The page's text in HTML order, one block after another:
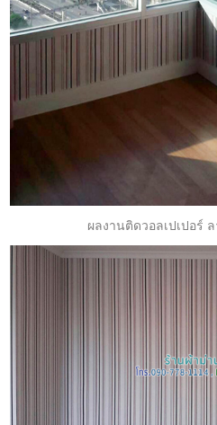
ผลงานติดวอลเปเปอร์